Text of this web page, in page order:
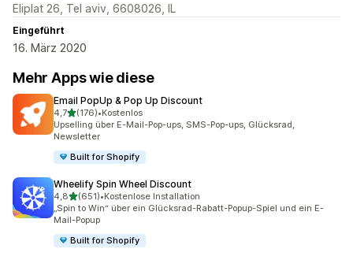
Eliplat 26, Tel aviv, 6608026, IL
Eingeführt
16. März 2020
Mehr Apps wie diese
Email PopUp & Pop Up Discount
4,7von 5 Sternen
(176)
176 Rezensionen insgesamt
•Kostenlos
Upselling über E-Mail-Pop-ups, SMS-Pop-ups, Glücksrad,
Newsletter
Built for Shopify
Wheelify Spin Wheel Discount
4,8von 5 Sternen
(651)
651 Rezensionen insgesamt
•Kostenlose Installation
„Spin to Win“ über ein Glücksrad-Rabatt-Popup-Spiel und ein E-
Mail-Popup
Built for Shopify